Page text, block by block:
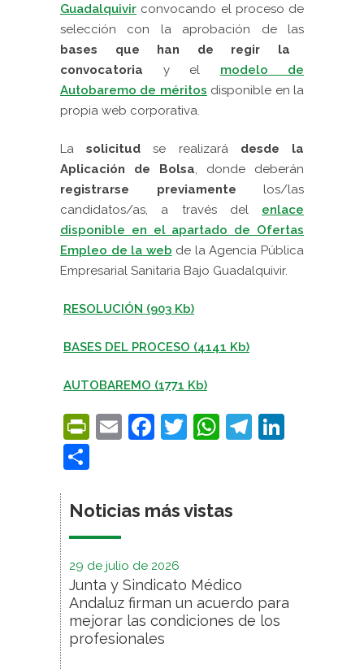
Guadalquivir convocando el proceso de
selección con la aprobación de las
bases que han de regir la
convocatoria y el modelo de
Autobaremo de méritos disponible en la
propia web corporativa.
Lasolicitud se realizará desde la
Aplicación de Bolsa, donde deberán
registrarse previamente los/las
candidatos/as, a través del
enlace
disponible en el apartado de Ofertas
Empleo de la web de la Agencia Pública
Empresarial Sanitaria Bajo Guadalquivir.
RESOLUCIÓN (903 Kb)
BASES DEL PROCESO (4141 Kb)
AUTOBAREMO (1771 Kb)
PrintFriendly
EmailFacebook
Twitter
WhatsApp
Noticias más vistas
29 de julio de 2026
Junta y Sindicato Médico
Andaluz firman un acuerdo para
mejorar las condiciones de los
profesionales